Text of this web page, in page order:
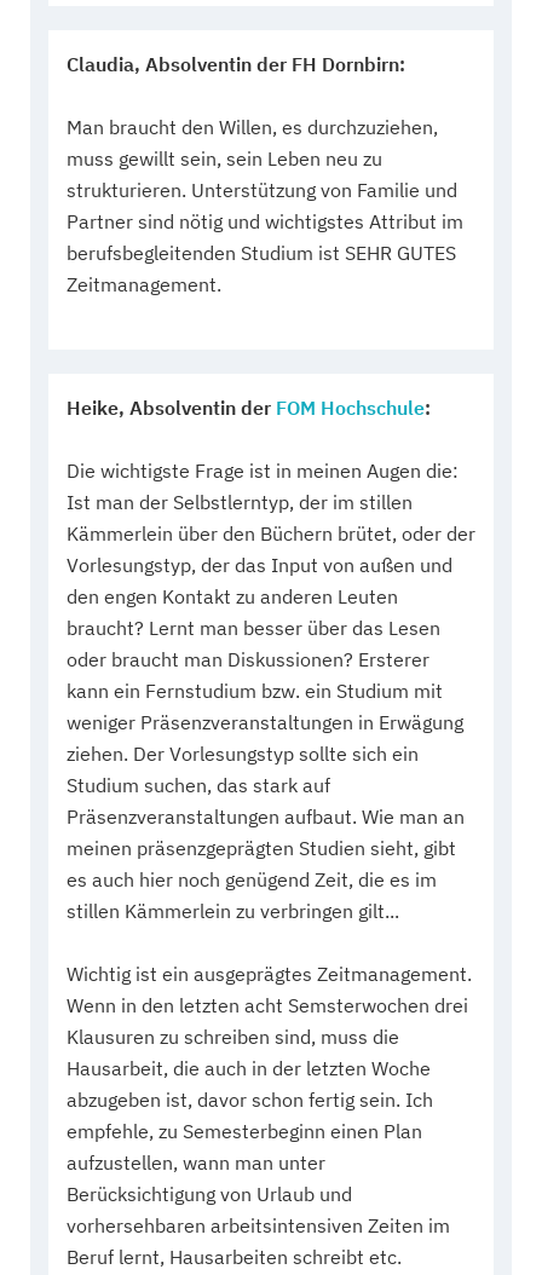
Claudia, Absolventin der FH Dornbirn:
Man braucht den Willen, es durchzuziehen,
muss gewillt sein, sein Leben neu zu
strukturieren. Unterstützung von Familie und
Partner sind nötig und wichtigstes Attribut im
berufsbegleitenden Studium ist SEHR GUTES
Zeitmanagement.
Heike, Absolventin der FOM Hochschule:
Die wichtigste Frage ist in meinen Augen die:
Ist man der Selbstlerntyp, der im stillen
Kämmerlein über den Büchern brütet, oder der
Vorlesungstyp, der das Input von außen und
den engen Kontakt zu anderen Leuten
braucht? Lernt man besser über das Lesen
oder braucht man Diskussionen? Ersterer
kann ein Fernstudium bzw. ein Studium mit
weniger Präsenzveranstaltungen in Erwägung
ziehen. Der Vorlesungstyp sollte sich ein
Studium suchen, das stark auf
Präsenzveranstaltungen aufbaut. Wie man an
meinen präsenzgeprägten Studien sieht, gibt
es auch hier noch genügend Zeit, die es im
stillen Kämmerlein zu verbringen gilt...
Wichtig ist ein ausgeprägtes Zeitmanagement.
Wenn in den letzten acht Semsterwochen drei
Klausuren zu schreiben sind, muss die
Hausarbeit, die auch in der letzten Woche
abzugeben ist, davor schon fertig sein. Ich
empfehle, zu Semesterbeginn einen Plan
aufzustellen, wann man unter
Berücksichtigung von Urlaub und
vorhersehbaren arbeitsintensiven Zeiten im
Beruf lernt, Hausarbeiten schreibt etc.